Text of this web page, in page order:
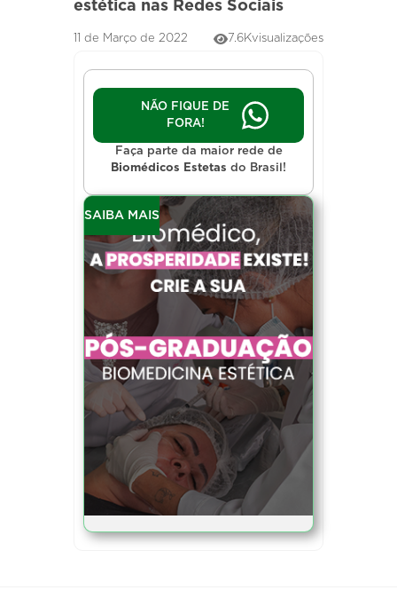
estética nas Redes Sociais
11 de Março de 2022 7.6Kvisualizações
NÃO FIQUE DE
FORA!
Faça parte da maior rede de
Biomédicos Estetas do Brasil!
SAIBA MAIS